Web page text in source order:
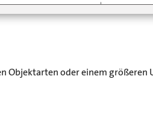
Objektarten oder einem größeren